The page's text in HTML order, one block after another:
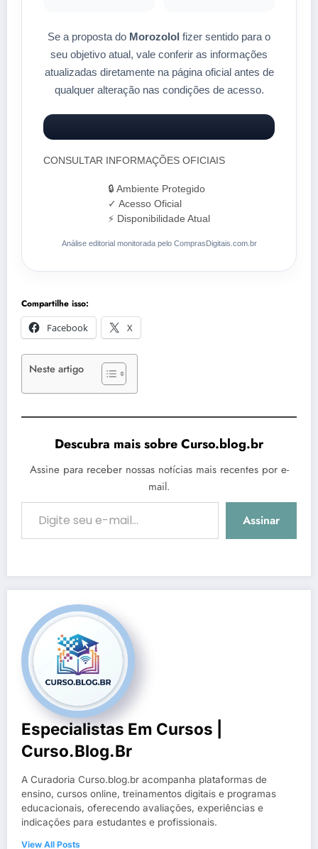
Se a proposta do Morozolol fizer sentido para o
seu objetivo atual, vale conferir as informações
atualizadas diretamente na página oficial antes de
qualquer alteração nas condições de acesso.
CONSULTAR INFORMAÇÕES OFICIAIS
🔒 Ambiente Protegido
✓ Acesso Oficial
⚡ Disponibilidade Atual
Análise editorial monitorada pelo ComprasDigitais.com.br
Compartilhe isso:
Facebook
X
Neste artigo
Descubra mais sobre Curso.blog.br
Assine para receber nossas notícias mais recentes por e-
mail.
Digite seu e-mail…
Assinar
Especialistas Em Cursos |
Curso.blog.br
A Curadoria Curso.blog.br acompanha plataformas de
ensino, cursos online, treinamentos digitais e programas
educacionais, oferecendo avaliações, experiências e
indicações para estudantes e profissionais.
View All Posts